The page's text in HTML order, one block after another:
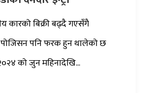
कारको बिक्री बढ्दै गएसँगै
पोजिसन पनि फरक हुन थालेको छ
को जुन महिनादेखि...